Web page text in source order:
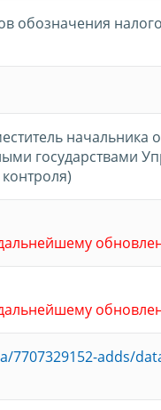
обозначения
начальника
государствами
adds/